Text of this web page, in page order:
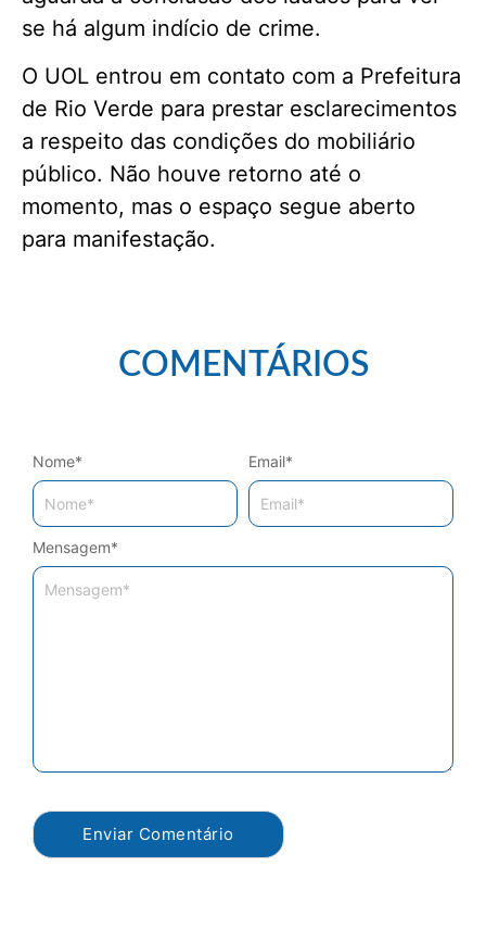
se há algum indício de crime.
O UOL entrou em contato com a Prefeitura
de Rio Verde para prestar esclarecimentos
a respeito das condições do mobiliário
público. Não houve retorno até o
momento, mas o espaço segue aberto
para manifestação.
COMENTÁRIOS
Mensagem*
Nome* Email*